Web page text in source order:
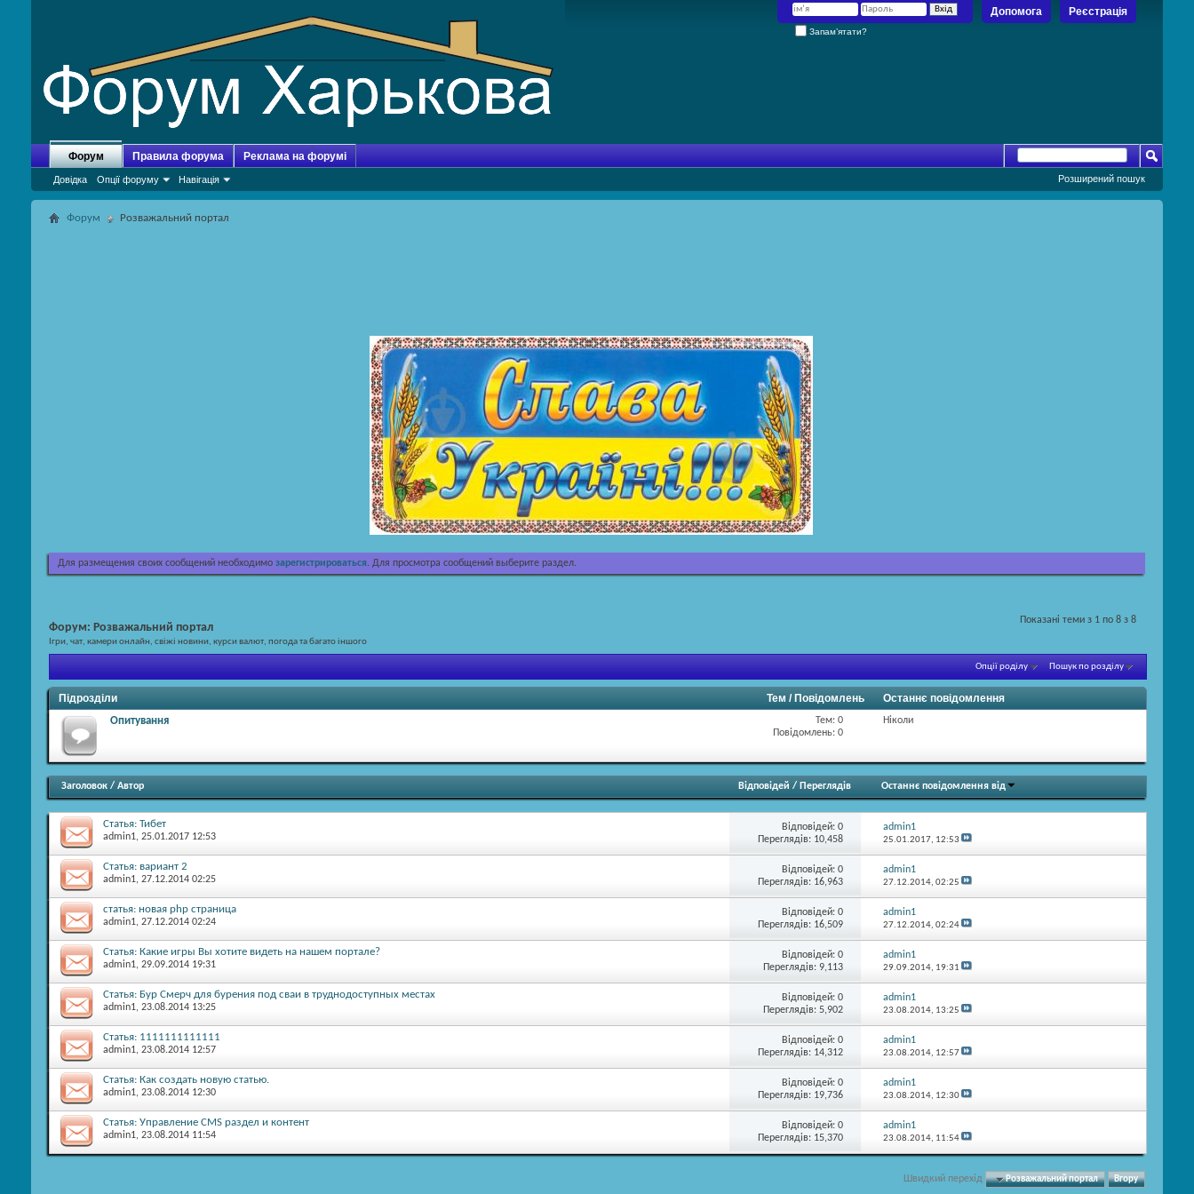
Реєстрація
Допомога
Запам’ятати?
Форум
Довідка Опції форуму Навігація
Правила форума Реклама на форумі
Розширений пошук
Форум Розважальний портал
Для размещения своих сообщений необходимо зарегистрироваться. Для просмотра сообщений выберите раздел.
Показані теми з 1 по 8 з 8
Форум: Розважальний портал
Ігри, чат, камери онлайн, свіжі новини, курси валют, погода та багато іншого
Опції роділу Пошук по розділу
Підрозділи Тем / Повідомлень Останнє повідомлення
Опитування
Тем: 0
Повідомлень: 0
Ніколи
Заголовок / Автор Відповідей / Переглядів Останнє повідомлення від
Статья: Тибет
admin1, 25.01.2017 12:53
Відповідей:0
Переглядів: 10,458
admin1
25.01.2017, 12:53
Статья: вариант 2
admin1, 27.12.2014 02:25
Відповідей:0
Переглядів: 16,963
admin1
27.12.2014, 02:25
статья: новая php страница
admin1, 27.12.2014 02:24
Відповідей:0
Переглядів: 16,509
admin1
27.12.2014, 02:24
Статья: Какие игры Вы хотите видеть на нашем портале?
admin1, 29.09.2014 19:31
Відповідей:0
Переглядів: 9,113
admin1
29.09.2014, 19:31
Статья: Бур Смерч для бурения под сваи в труднодоступных местах
admin1, 23.08.2014 13:25
Відповідей:0
Переглядів: 5,902
admin1
23.08.2014, 13:25
Статья: 1111111111111
admin1, 23.08.2014 12:57
Відповідей:0
Переглядів: 14,312
admin1
23.08.2014, 12:57
Статья: Как создать новую статью.
admin1, 23.08.2014 12:30
Відповідей:0
Переглядів: 19,736
admin1
23.08.2014, 12:30
Статья: Управление CMS раздел и контент
admin1, 23.08.2014 11:54
Відповідей:0
Переглядів: 15,370
admin1
23.08.2014, 11:54
Швидкий перехід Розважальний портал Вгору